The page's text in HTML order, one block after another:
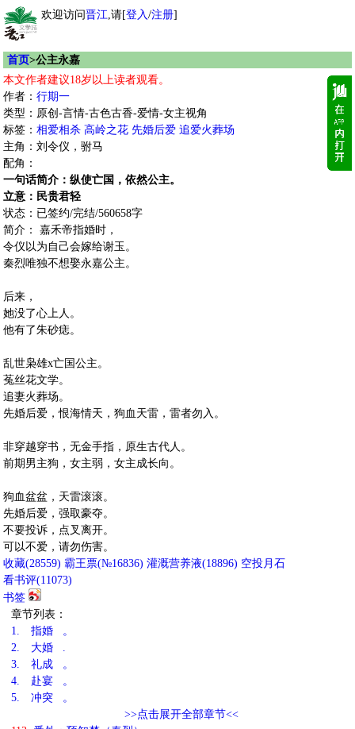
欢迎访问晋江,请[登入/注册]
首页>公主永嘉
本文作者建议18岁以上读者观看。
作者： 行期一
类型：原创-言情-古色古香-爱情-女主视角
标签： 相爱相杀 高岭之花 先婚后爱 追爱火葬场
主角：刘令仪，驸马
配角：
一句话简介：纵使亡国，依然公主。
立意：民贵君轻
状态：已签约/完结/560658字
简介： 嘉禾帝指婚时，
令仪以为自己会嫁给谢玉。
秦烈唯独不想娶永嘉公主。
后来，
她没了心上人。
他有了朱砂痣。
乱世枭雄x亡国公主。
菟丝花文学。
追妻火葬场。
先婚后爱，恨海情天，狗血天雷，雷者勿入。
非穿越穿书，无金手指，原生古代人。
前期男主狗，女主弱，女主成长向。
狗血盆盆，天雷滚滚。
先婚后爱，强取豪夺。
不要投诉，点叉离开。
可以不爱，请勿伤害。
收藏(28559) 霸王票(№16836) 灌溉营养液(18896) 空投月石
看书评(11073)
书签
章节列表：
1.
指婚 。
2.
大婚 .
3.
礼成 。
4.
赴宴 。
5.
冲突 。
>>点击展开全部章节<<